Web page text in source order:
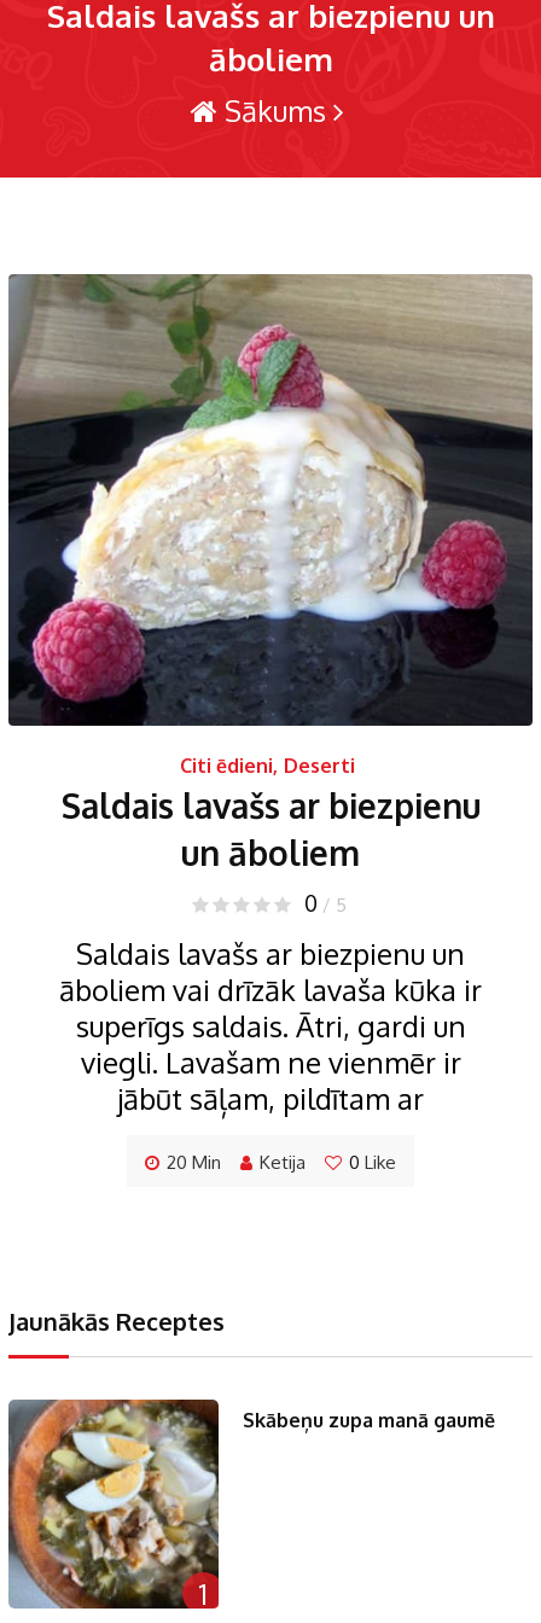
Saldais lavašs ar biezpienu un
āboliem
Sākums
Citi ēdieni, Deserti
Saldais lavašs ar biezpienu
un āboliem
0 / 5
Saldais lavašs ar biezpienu un
āboliem vai drīzāk lavaša kūka ir
superīgs saldais. Ātri, gardi un
viegli. Lavašam ne vienmēr ir
jābūt sāļam, pildītam ar
20 Min Ketija 0 Like
Jaunākās Receptes
1
Skābeņu zupa manā gaumē